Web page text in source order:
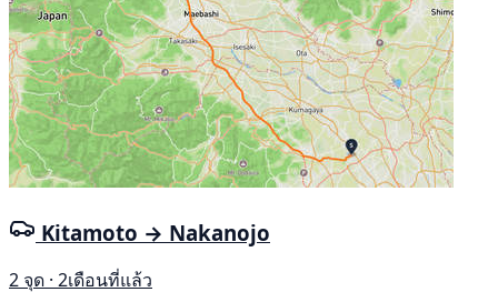
Kitamoto → Nakanojo
2 จุด · 2เดือนที่แล้ว